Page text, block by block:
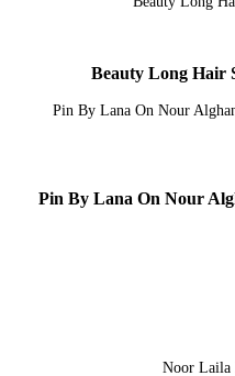
Pin By Lana On Nour